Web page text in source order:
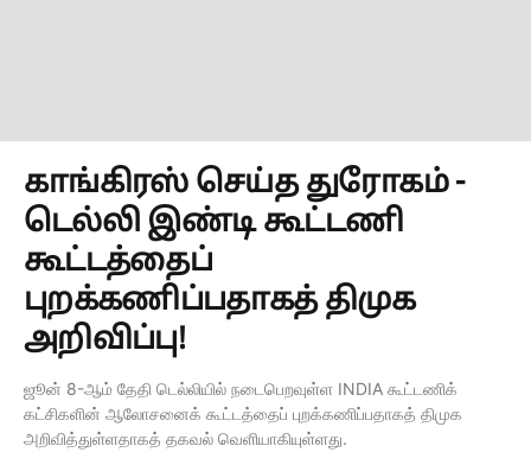
காங்கிரஸ் செய்த துரோகம் -
டெல்லி இண்டி கூட்டணி
கூட்டத்தைப்
புறக்கணிப்பதாகத் திமுக
அறிவிப்பு!
ஜூன் 8-ஆம் தேதி டெல்லியில் நடைபெறவுள்ள INDIA கூட்டணிக்
கட்சிகளின் ஆலோசனைக் கூட்டத்தைப் புறக்கணிப்பதாகத் திமுக
அறிவித்துள்ளதாகத் தகவல் வெளியாகியுள்ளது.